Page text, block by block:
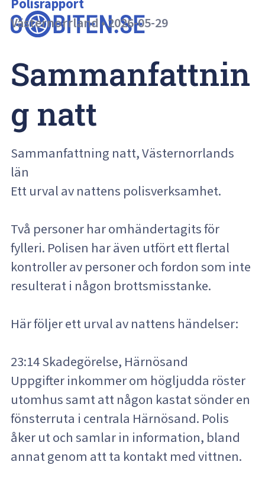
Polisrapport
Västernorrland •2026-05-29
Sammanfattnin
g natt
Sammanfattning natt, Västernorrlands
län
Ett urval av nattens polisverksamhet.
Två personer har omhändertagits för
fylleri. Polisen har även utfört ett flertal
kontroller av personer och fordon som inte
resulterat i någon brottsmisstanke.
Här följer ett urval av nattens händelser:
23:14 Skadegörelse, Härnösand
Uppgifter inkommer om högljudda röster
utomhus samt att någon kastat sönder en
fönsterruta i centrala Härnösand. Polis
åker ut och samlar in information, bland
annat genom att ta kontakt med vittnen.